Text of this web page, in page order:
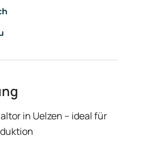
in Uelzen – ideal für